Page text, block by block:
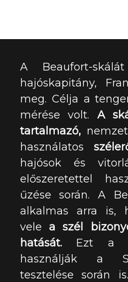
A Beaufort-
hajóskapitány,
meg. Célja a
mérése volt. A
tartalmazó,
használatos
hajósok és
előszeretettel
űzése során. A
alkalmas arra is,
vele a szél
hatását.Ezt a
használják a
tesztelése során